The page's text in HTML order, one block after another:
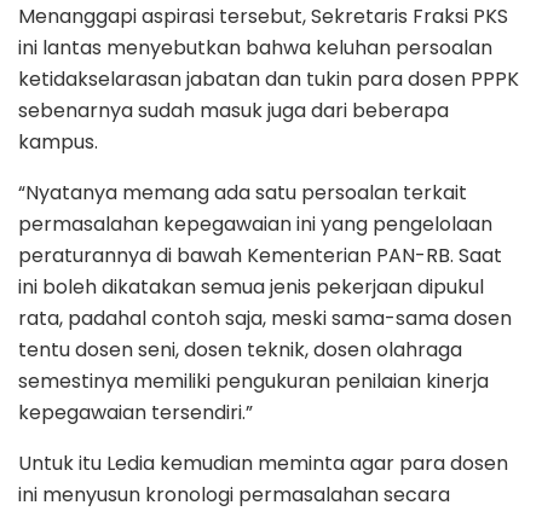
Menanggapi aspirasi tersebut, Sekretaris Fraksi PKS
ini lantas menyebutkan bahwa keluhan persoalan
ketidakselarasan jabatan dan tukin para dosen PPPK
sebenarnya sudah masuk juga dari beberapa
kampus.
“Nyatanya memang ada satu persoalan terkait
permasalahan kepegawaian ini yang pengelolaan
peraturannya di bawah Kementerian PAN-RB. Saat
ini boleh dikatakan semua jenis pekerjaan dipukul
rata, padahal contoh saja, meski sama-sama dosen
tentu dosen seni, dosen teknik, dosen olahraga
semestinya memiliki pengukuran penilaian kinerja
kepegawaian tersendiri.”
Untuk itu Ledia kemudian meminta agar para dosen
ini menyusun kronologi permasalahan secara